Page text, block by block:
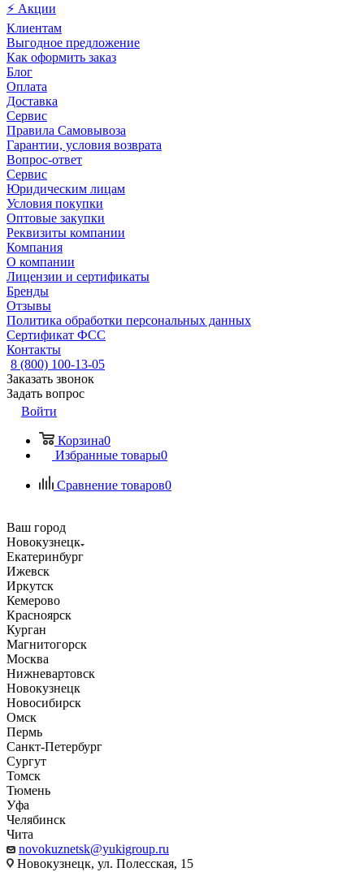
⚡ Акции
Клиентам
Выгодное предложение
Как оформить заказ
Блог
Оплата
Доставка
Сервис
Правила Самовывоза
Гарантии, условия возврата
Вопрос-ответ
Сервис
Юридическим лицам
Условия покупки
Оптовые закупки
Реквизиты компании
Компания
О компании
Лицензии и сертификаты
Бренды
Отзывы
Политика обработки персональных данных
Сертификат ФСС
Контакты
8 (800) 100-13-05
Заказать звонок
Задать вопрос
Войти
Корзина0
Избранные товары0
Сравнение товаров0
Ваш город
Новокузнецк
Екатеринбург
Ижевск
Иркутск
Кемерово
Красноярск
Курган
Магнитогорск
Москва
Нижневартовск
Новокузнецк
Новосибирск
Омск
Пермь
Санкт-Петербург
Сургут
Томск
Тюмень
Уфа
Челябинск
Чита
novokuznetsk@yukigroup.ru
Новокузнецк, ул. Полесская, 15